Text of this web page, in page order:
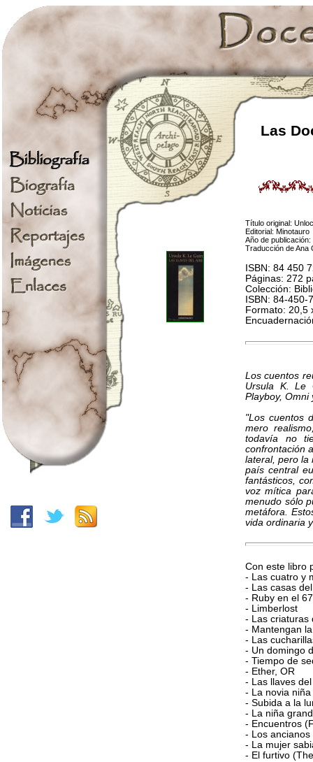
Las
Título original:
Editorial: Minotauro
Año de publicación:
Traducción de Ana
ISBN: 84 450
Páginas: 272
Colección:
ISBN: 84-450-
Formato: 20,5
Los cuentos
Ursula K. Le
Playboy, Omni
"Los cuentos
mero
todavía no
confrontación
lateral, pero la
país central
fantásticos,
voz mítica
menudo sólo
metáfora.
vida ordinaria
Con este libro
- Las cuatro y
- Las casas
- Ruby en el
- Limberlost
- Las criaturas
- Mantengan
- Las
- Un domingo
- Tiempo de
- Ether, OR
- Las llaves
- La novia
- Subida a la
- La niña
- Encuentros
- Los ancianos
- La mujer
- El furtivo